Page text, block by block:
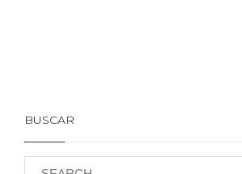
BUSCAR